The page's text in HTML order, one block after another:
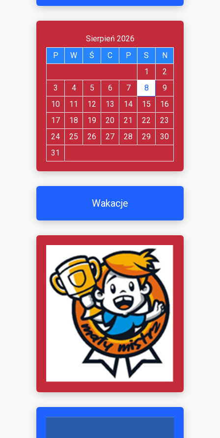
Sierpień 2026
P
W Ś C P S
N
1
2
3
4 5 6 7 8
9
10
11 12 13 14 15
16
17
18 19 20 21 22
23
24
25 26 27 28 29
30
31
Wakacje